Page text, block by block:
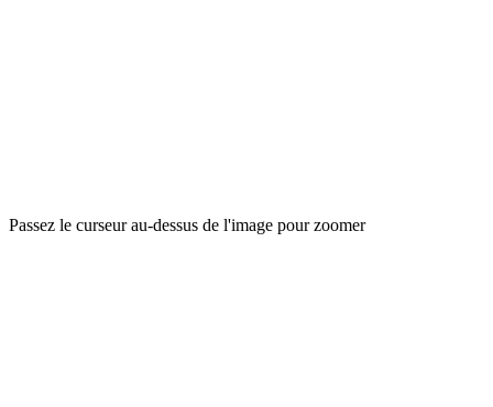
Passez le curseur au-dessus de l'image pour zoomer